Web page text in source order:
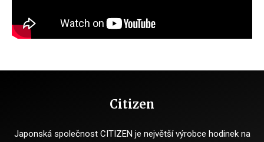
Citizen
Japonská společnost CITIZEN je největší výrobce hodinek na